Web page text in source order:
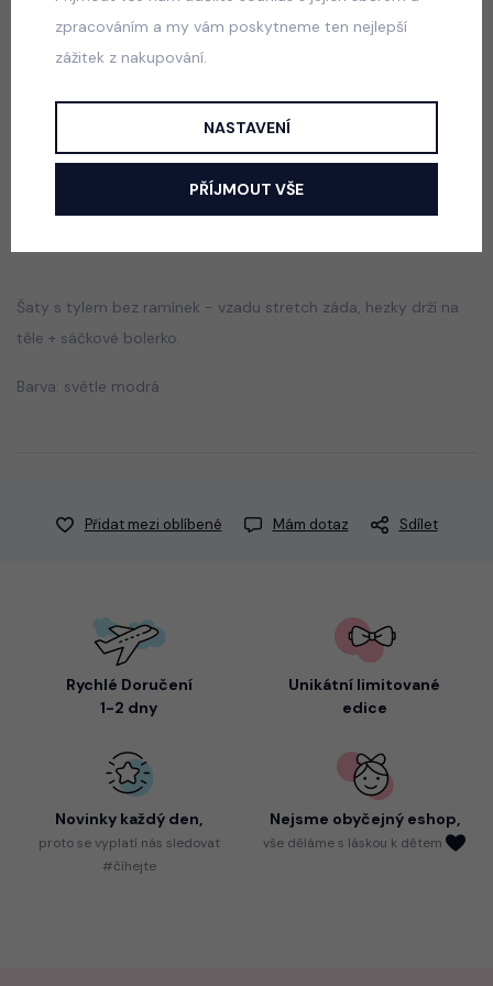
Paris lounge set růžový
skladem
Popis Jak vybrat správnou velikost?
Šaty s tylem bez ramínek - vzadu stretch záda, hezky drží na
těle + sáčkové bolerko.
Barva: světle modrá
Přidat mezi oblíbené Mám dotaz Sdílet
Rychlé Doručení
1-2 dny
Unikátní limitované
edice
Novinky každý den,
protose vyplatí nás sledovat
#číhejte
Nejsme obyčejný eshop,
vše děláme s láskou k dětem
zpracováním a my vám poskytneme ten nejlepší
zážitek z nakupování.
NASTAVENÍ
PŘÍJMOUT VŠE